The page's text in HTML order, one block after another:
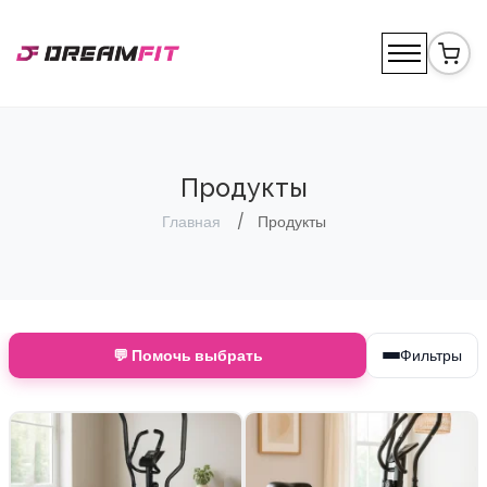
Продукты
Главная Продукты
💬 Помочь выбрать Фильтры